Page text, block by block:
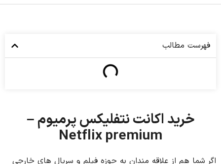
خرید اکانت نتفلیکس پرمیوم –
Netflix premium
اگر شما هم از علاقه مندان به حوزه فیلم و سریال های خارجی
فهرست مطالب